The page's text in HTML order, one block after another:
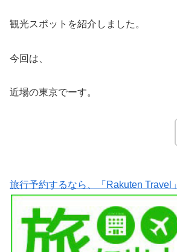
観光スポットを紹介しました。
今回は、
近場の東京でーす。
旅行予約するなら、「Rakuten Travel」